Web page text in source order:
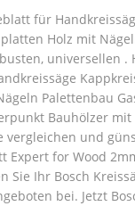
für
Holz mit
universellen .
Palettenbau
Bauhölzer mit
vergleichen und
Expert for Wood
Sie Ihr Bosch
bei. Jetzt